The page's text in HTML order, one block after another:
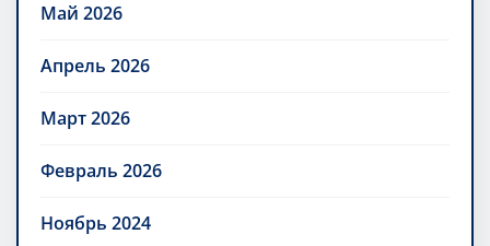
Май 2026
Апрель 2026
Март 2026
Февраль 2026
Ноябрь 2024